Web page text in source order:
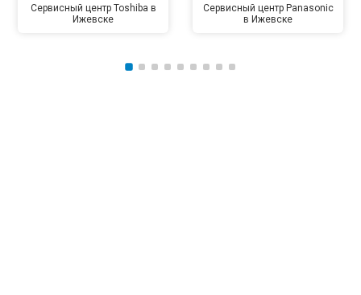
Сервисный центр Toshiba в
Ижевске
Сервисный центр Panasonic
в Ижевске